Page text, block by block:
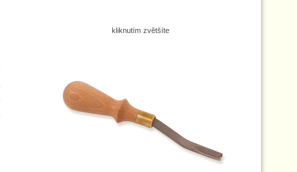
kliknutím zvětšíte